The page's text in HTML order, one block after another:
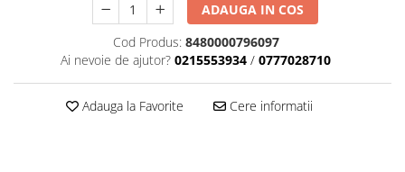
ADAUGA IN COS
Cod Produs: 8480000796097
Ai nevoie de ajutor? 0215553934 / 0777028710
Adauga la Favorite Cere informatii